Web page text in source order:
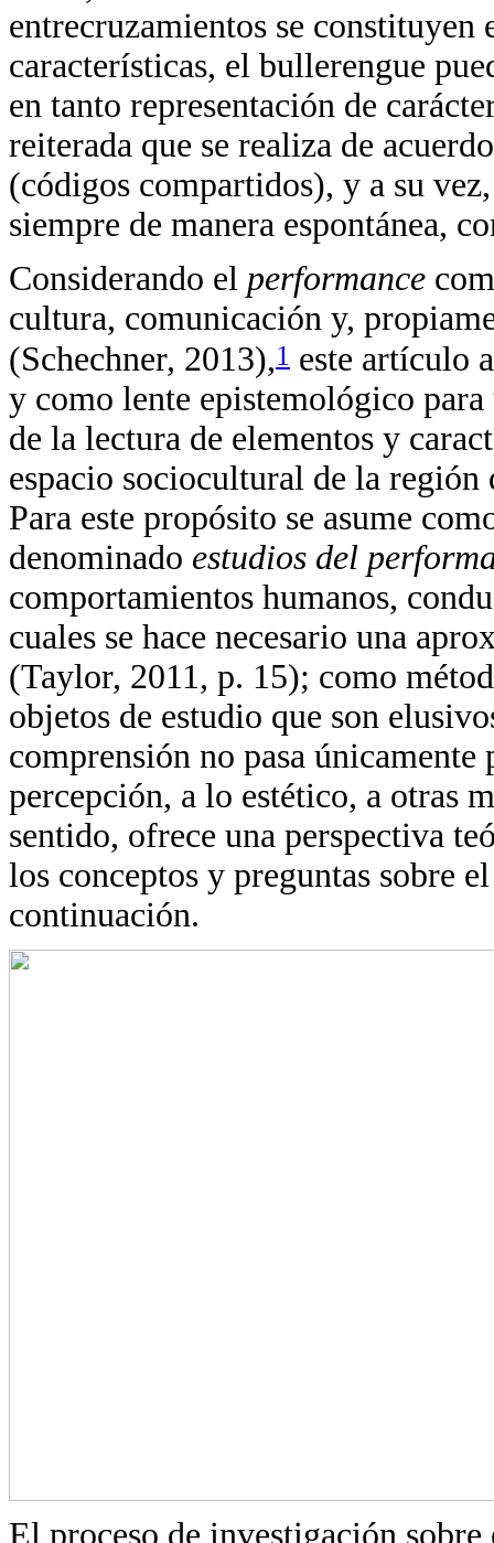
entrecruzamientos se constituyen
características, el bullerengue
en tanto representación de
reiterada que se realiza de
(códigos compartidos), y a su
siempre de manera espontánea,
Considerando el performance
cultura, comunicación y,
(Schechner, 2013),1 este artículo
y como lente epistemológico
de la lectura de elementos y
espacio sociocultural de la
Para este propósito se asume
denominado estudios del
comportamientos humanos,
cuales se hace necesario una
(Taylor, 2011, p. 15); como
objetos de estudio que son
comprensión no pasa
percepción, a lo estético, a otras
sentido, ofrece una perspectiva
los conceptos y preguntas sobre
continuación.
El proceso de investigación